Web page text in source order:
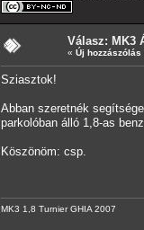
Válasz: MK3
« Új hozzászólás
Sziasztok!
Abban szeretnék
parkolóban álló 1,8-as
Köszönöm: csp.
MK3 1,8 Turnier GHIA 2007